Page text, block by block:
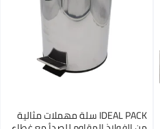
IDEAL PACK سلة مهملات مثالية